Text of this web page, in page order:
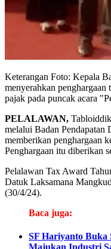
Keterangan Foto: Kepala
menyerahkan
pajak pada puncak acara
PELALAWAN,
melalui Badan Pendapatan
memberikan penghargaan
Penghargaan itu diberikan
Pelalawan Tax Award
Datuk Laksamana
(30/4/24).
Baca juga:
SF Hariyanto Buka
Majukan Industri